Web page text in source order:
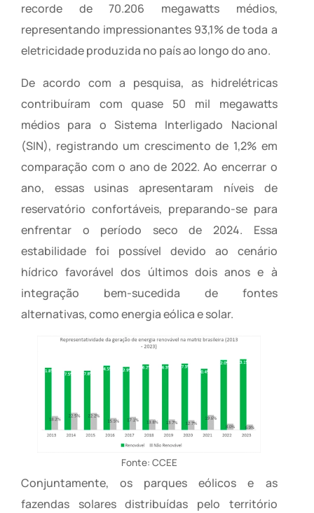
recorde de 70.206 megawatts médios,
representando impressionantes 93,1% de toda a
eletricidade produzida no país ao longo do ano.
De acordo com a pesquisa, as hidrelétricas
contribuíram com quase 50 mil megawatts
médios para o Sistema Interligado Nacional
(SIN), registrando um crescimento de 1,2% em
comparação com o ano de 2022. Ao encerrar o
ano, essas usinas apresentaram níveis de
reservatório confortáveis, preparando-se para
enfrentar o período seco de 2024. Essa
estabilidade foi possível devido ao cenário
hídrico favorável dos últimos dois anos e à
integração bem-sucedida de fontes
alternativas, como energia eólica e solar.
Fonte: CCEE
Conjuntamente, os parques eólicos e as
fazendas solares distribuídas pelo território